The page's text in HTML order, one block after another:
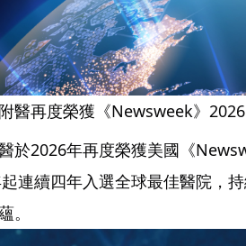
附醫再度榮獲《Newsweek》
於2026年再度榮獲美國《
連續四年入選全球最佳醫院，
。